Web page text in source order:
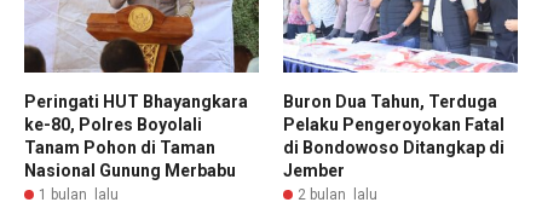
Peringati HUT Bhayangkara
ke-80, Polres Boyolali
Tanam Pohon di Taman
Nasional Gunung Merbabu
1 bulan lalu
Buron Dua Tahun, Terduga
Pelaku Pengeroyokan Fatal
di Bondowoso Ditangkap di
Jember
2 bulan lalu